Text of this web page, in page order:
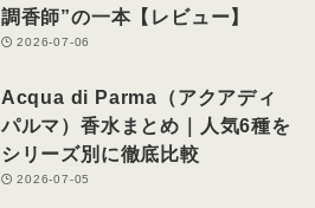
調香師”の一本【レビュー】
2026-07-06
Acqua di Parma（アクアディ
パルマ）香水まとめ｜人気6種を
シリーズ別に徹底比較
2026-07-05